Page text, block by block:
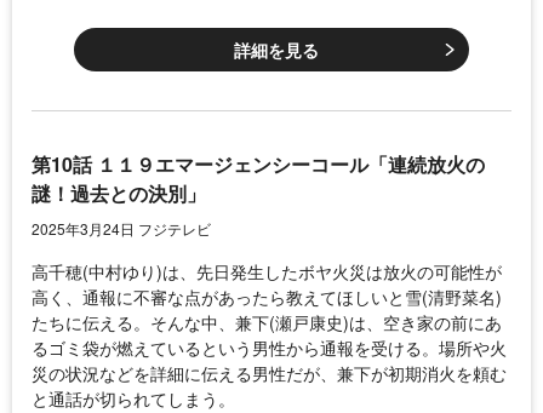
詳細を見る
第10話 １１９エマージェンシーコール「連続放火の
謎！過去との決別」
2025年3月24日 フジテレビ
高千穂(中村ゆり)は、先日発生したボヤ火災は放火の可能性が
高く、通報に不審な点があったら教えてほしいと雪(清野菜名)
たちに伝える。そんな中、兼下(瀬戸康史)は、空き家の前にあ
るゴミ袋が燃えているという男性から通報を受ける。場所や火
災の状況などを詳細に伝える男性だが、兼下が初期消火を頼む
と通話が切られてしまう。